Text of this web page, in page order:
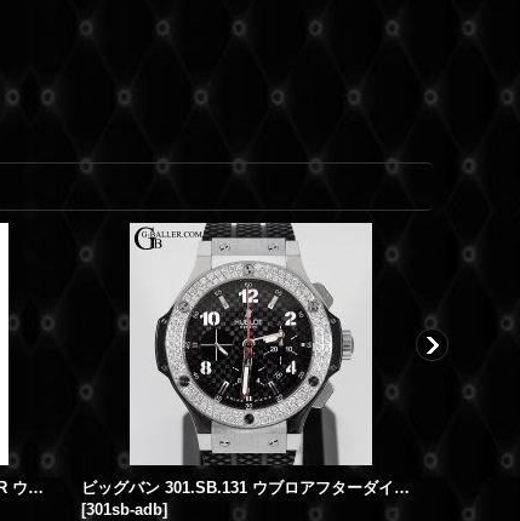
ビッグバン グミアリゲーター 301SX.GR ウブロアフターダイヤ
ビッグバン 301.SB.131 ウブロアフターダイヤベゼル
[301sb-adb]